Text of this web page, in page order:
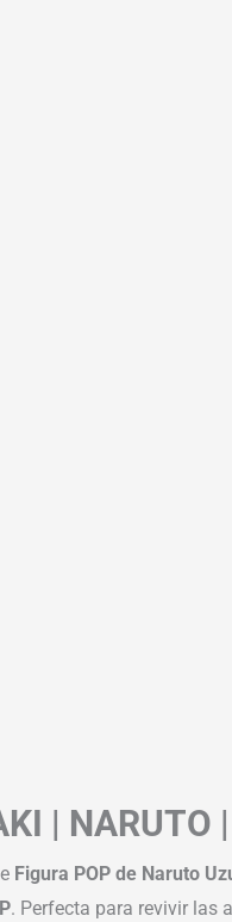
| NARUTO
Figura POP de Naruto
. Perfecta para revivir las